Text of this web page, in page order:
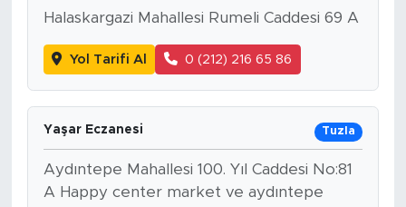
Halaskargazi Mahallesi Rumeli Caddesi 69 A
Yol Tarifi Al 0 (212) 216 65 86
Yaşar Eczanesi Tuzla
Aydıntepe Mahallesi 100. Yıl Caddesi No:81
A Happy center market ve aydıntepe